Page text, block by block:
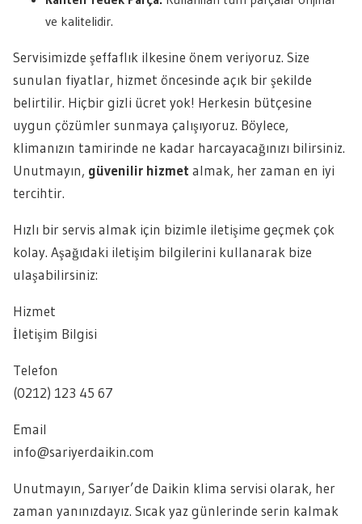
ve kalitelidir.
Servisimizde şeffaflık ilkesine önem veriyoruz. Size
sunulan fiyatlar, hizmet öncesinde açık bir şekilde
belirtilir. Hiçbir gizli ücret yok! Herkesin bütçesine
uygun çözümler sunmaya çalışıyoruz. Böylece,
klimanızın tamirinde ne kadar harcayacağınızı bilirsiniz.
Unutmayın, güvenilir hizmet almak, her zaman en iyi
tercihtir.
Hızlı bir servis almak için bizimle iletişime geçmek çok
kolay. Aşağıdaki iletişim bilgilerini kullanarak bize
ulaşabilirsiniz:
Hizmet
İletişim Bilgisi
Telefon
(0212) 123 45 67
Email
info@sariyerdaikin.com
Unutmayın, Sarıyer’de Daikin klima servisi olarak, her
zaman yanınızdayız. Sıcak yaz günlerinde serin kalmak